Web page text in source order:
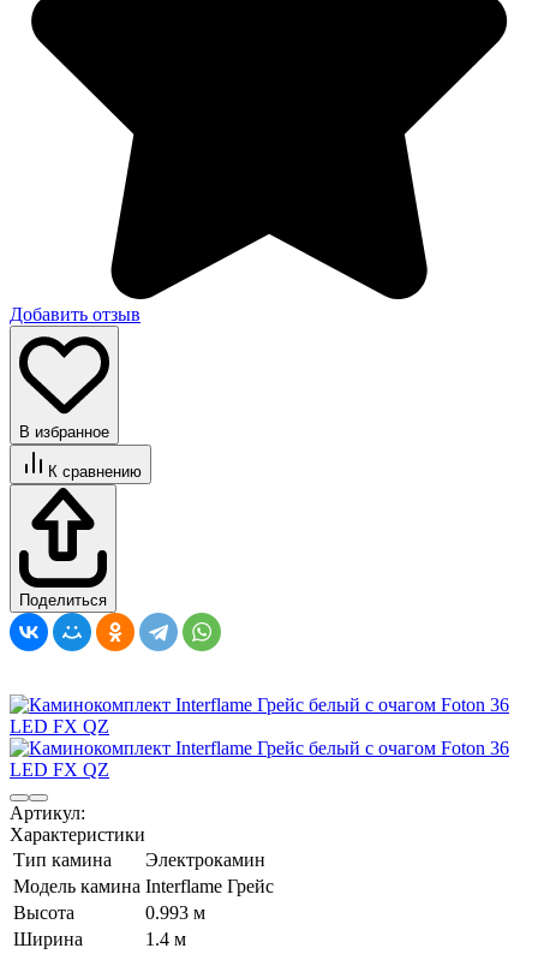
Добавить отзыв
В избранное
К сравнению
Поделиться
Артикул:
Характеристики
Тип камина
Электрокамин
Модель камина Interflame Грейс
Высота
0.993 м
Ширина
1.4 м